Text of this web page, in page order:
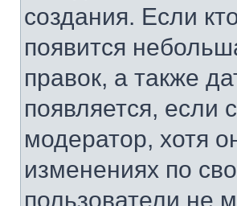
создания. Если
появится
правок, а также
появляется, если
модератор, хотя
изменениях по
пользователи не